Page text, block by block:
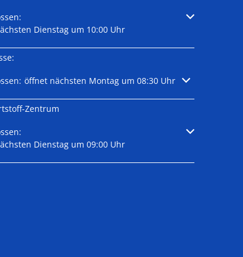
um weitere Öffnungs- oder Schließzeiten auszublenden
Dienstag um 10:00 Uhr
um weitere Öffnungs- oder Schließzeiten auszublenden
öffnet nächsten Montag um 08:30 Uhr
Zentrum
um weitere Öffnungs- oder Schließzeiten auszublenden
Dienstag um 09:00 Uhr